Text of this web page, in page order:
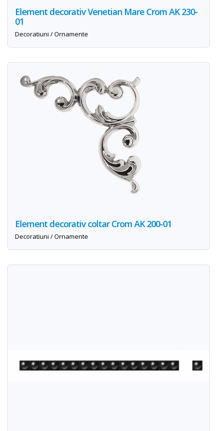
Element decorativ Venetian Mare Crom AK 230-
01
Decoratiuni / Ornamente
Element decorativ coltar Crom AK 200-01
Decoratiuni / Ornamente